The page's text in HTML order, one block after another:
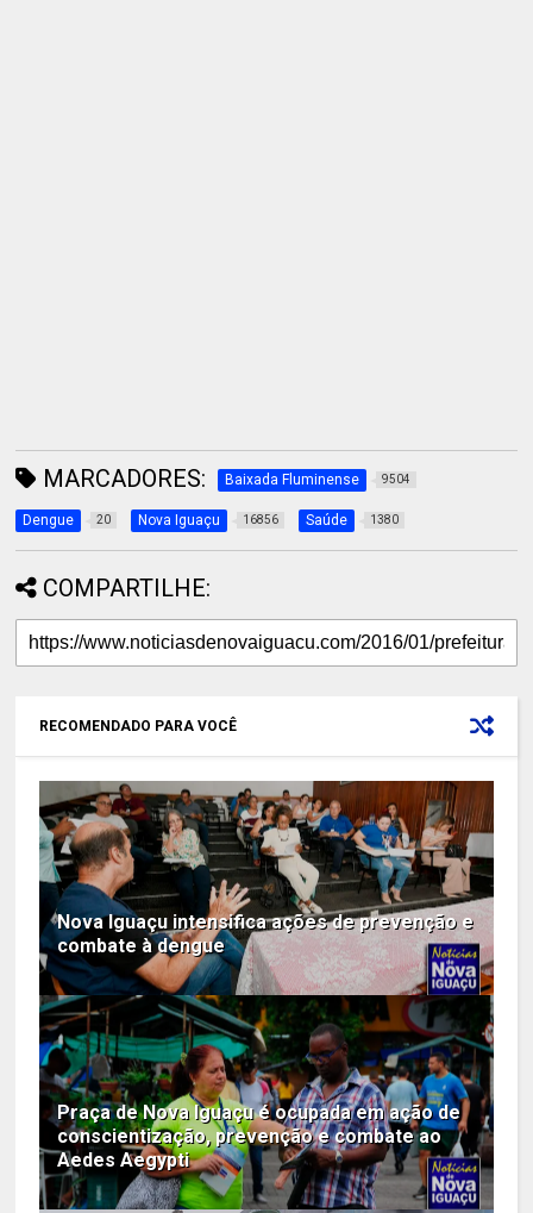
MARCADORES: Baixada Fluminense 9504
Dengue 20 Nova Iguaçu 16856 Saúde 1380
COMPARTILHE:
RECOMENDADO PARA VOCÊ
Nova Iguaçu intensifica ações de prevenção e
combate à dengue
Praça de Nova Iguaçu é ocupada em ação de
conscientização, prevenção e combate ao
Aedes Aegypti